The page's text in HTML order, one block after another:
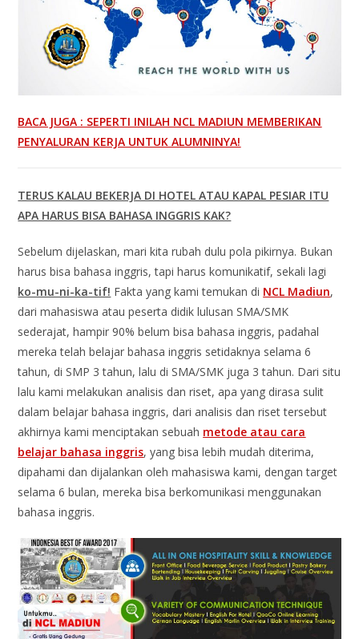
BACA JUGA : SEPERTI INILAH NCL MADIUN MEMBERIKAN
PENYALURAN KERJA UNTUK ALUMNINYA!
TERUS KALAU BEKERJA DI HOTEL ATAU KAPAL PESIAR ITU
APA HARUS BISA BAHASA INGGRIS KAK?
Sebelum dijelaskan, mari kita rubah dulu pola pikirnya. Bukan
harus bisa bahasa inggris, tapi harus komunikatif, sekali lagi
ko-mu-ni-ka-tif! Fakta yang kami temukan di NCL Madiun,
dari mahasiswa atau peserta didik lulusan SMA/SMK
sederajat, hampir 90% belum bisa bahasa inggris, padahal
mereka telah belajar bahasa inggris setidaknya selama 6
tahun, di SMP 3 tahun, lalu di SMA/SMK juga 3 tahun. Dari situ
lalu kami melakukan analisis dan riset, apa yang dirasa sulit
dalam belajar bahasa inggris, dari analisis dan riset tersebut
akhirnya kami menciptakan sebuah metode atau cara
belajar bahasa inggris, yang bisa lebih mudah diterima,
dipahami dan dijalankan oleh mahasiswa kami, dengan target
selama 6 bulan, mereka bisa berkomunikasi menggunakan
bahasa inggris.